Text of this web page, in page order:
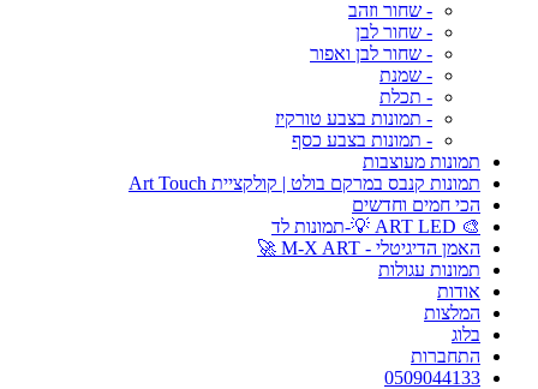
- שחור וזהב
- שחור לבן
- שחור לבן ואפור
- שמנת
- תכלת
- תמונות בצבע טורקיז
- תמונות בצבע כסף
תמונות מעוצבות
תמונות קנבס במרקם בולט | קולקציית Art Touch
הכי חמים וחדשים
🎨 ART LED 💡-תמונות לד
האמן הדיגיטלי - M-X ART 🚀
תמונות עגולות
אודות
המלצות
בלוג
התחברות
0509044133